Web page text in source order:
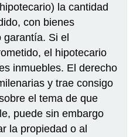
la cantidad
con bienes
garantía. Si el
el hipotecario
inmuebles. El derecho
y trae consigo
el tema de que
puede sin embargo
la propiedad o al